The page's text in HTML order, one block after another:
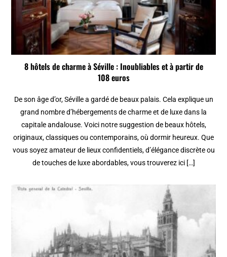
8 hôtels de charme à Séville : Inoubliables et à partir de
108 euros
De son âge d’or, Séville a gardé de beaux palais. Cela explique un
grand nombre d’hébergements de charme et de luxe dans la
capitale andalouse. Voici notre suggestion de beaux hôtels,
originaux, classiques ou contemporains, où dormir heureux. Que
vous soyez amateur de lieux confidentiels, d’élégance discrète ou
de touches de luxe abordables, vous trouverez ici […]